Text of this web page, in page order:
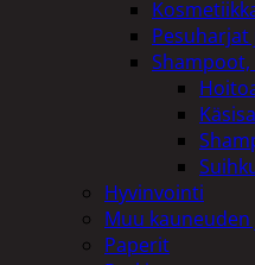
Pesuharjat
Hyvinvointi
Muu
Paperit